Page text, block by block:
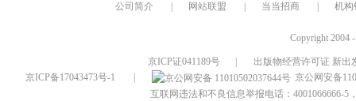
公司简介 网站联盟 当当招商 机构
Copyright 2004
京ICP证041189号
出版物经营许可证 新出
京ICP备17043473号-1
京公网安备
互联网违法和不良信息举报电话：4001066666-5